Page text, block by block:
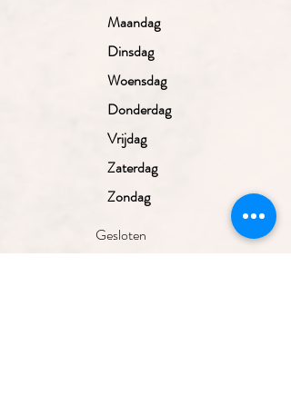
Maandag
Dinsdag
Woensdag
Donderdag
Vrijdag
Zaterdag
Zondag
Gesloten